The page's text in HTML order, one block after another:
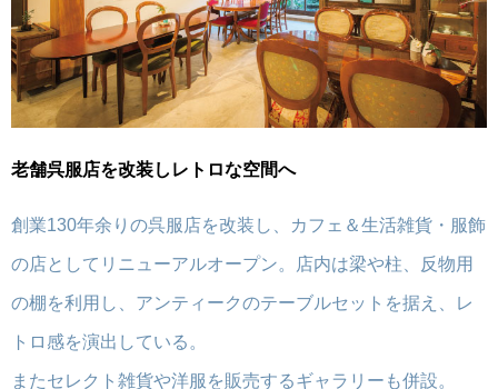
老舗呉服店を改装しレトロな空間へ
創業130年余りの呉服店を改装し、カフェ＆生活雑貨・服飾
の店としてリニューアルオープン。店内は梁や柱、反物用
の棚を利用し、アンティークのテーブルセットを据え、レ
トロ感を演出している。
またセレクト雑貨や洋服を販売するギャラリーも併設。